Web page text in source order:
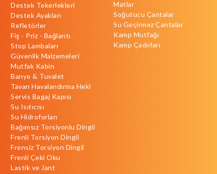
Destek Tekerlekleri
Destek Ayakları
Refletörler
Fiş - Priz - Bağlantı
Stop Lambaları
Güvenlik Malzemeleri
Mutfak Kabin
Banyo & Tuvalet
Tavan Havalandırma Heki
Servis Bagaj Kapısı
Su Isıtıcısı
Su Hidroforları
Bağımsız Torsiyonlu Dingil
Frenli Torsiyon Dingil
Frensiz Torsiyon Dingil
Frenli Çeki Oku
Lastik ve Jant
Matlar
Soğutucu Çantalar
Su Geçirmez Çantalar
Kamp Mutfağı
Kamp Çadırları